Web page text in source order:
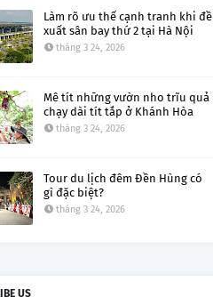
Làm rõ ưu thế cạnh tranh khi đề
xuất sân bay thứ 2 tại Hà Nội
tháng 3 24, 2026
Mê tít những vườn nho trĩu quả
chạy dài tít tắp ở Khánh Hòa
tháng 3 24, 2026
Tour du lịch đêm Đền Hùng có
gì đặc biệt?
tháng 3 24, 2026
US